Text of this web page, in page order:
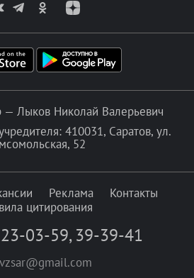
— Лыков Николай Валерьевич
410031, Саратов, ул.
52
Реклама
Контакты
цитирования
03-59, 39-39-41